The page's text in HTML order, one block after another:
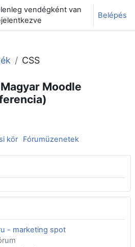
váltása
vendégként van
Belépés
CSS
Moodle
kör Fórumüzenetek
- marketing spot